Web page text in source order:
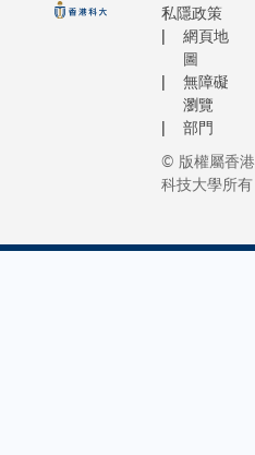
私隱政策
網頁地
圖
無障礙
瀏覽
部門
© 版權屬香港
科技大學所有